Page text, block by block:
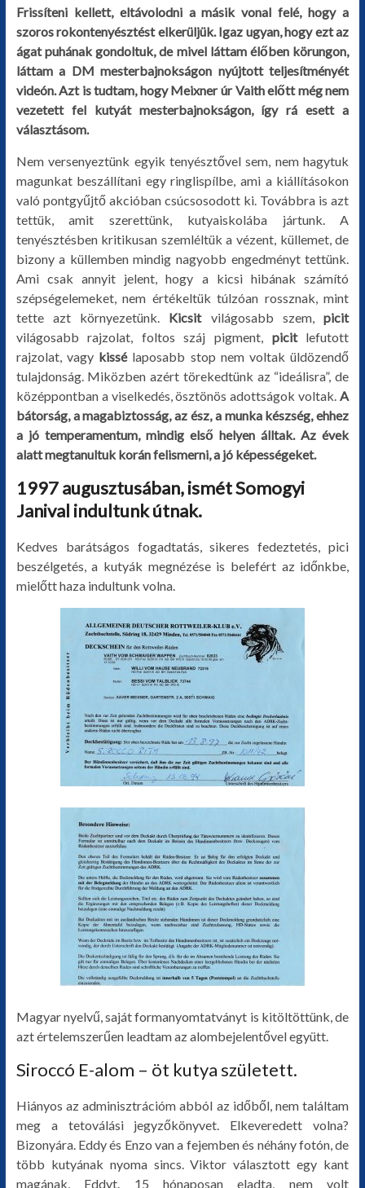
Frissíteni kellett, eltávolodni a másik vonal felé, hogy a
szoros rokontenyésztést elkerüljük. Igaz ugyan, hogy ezt az
ágat puhának gondoltuk, de mivel láttam élőben körungon,
láttam a DM mesterbajnokságon nyújtott teljesítményét
videón. Azt is tudtam, hogy Meixner úr Vaith előtt még nem
vezetett fel kutyát mesterbajnokságon, így rá esett a
választásom.
Nem versenyeztünk egyik tenyésztővel sem, nem hagytuk
magunkat beszállítani egy ringlispílbe, ami a kiállításokon
való pontgyűjtő akcióban csúcsosodott ki. Továbbra is azt
tettük, amit szerettünk, kutyaiskolába jártunk. A
tenyésztésben kritikusan szemléltük a vézent, küllemet, de
bizony a küllemben mindig nagyobb engedményt tettünk.
Ami csak annyit jelent, hogy a kicsi hibának számító
szépségelemeket, nem értékeltük túlzóan rossznak, mint
tette azt környezetünk. Kicsitvilágosabb szem,picit
világosabb rajzolat, foltos száj pigment, picitlefutott
rajzolat, vagy kissélaposabb stop nem voltak üldözendő
tulajdonság. Miközben azért törekedtünk az “ideálisra”, de
középpontban a viselkedés, ösztönös adottságok voltak.A
bátorság, a magabiztosság, az ész, a munka készség, ehhez
a jó temperamentum, mindig első helyen álltak. Az évek
alatt megtanultuk korán felismerni, a jó képességeket.
1997 augusztusában, ismét Somogyi
Janival indultunk útnak.
Kedves barátságos fogadtatás, sikeres fedeztetés, pici
beszélgetés, a kutyák megnézése is belefért az időnkbe,
mielőtt haza indultunk volna.
Magyar nyelvű, saját formanyomtatványt is kitöltöttünk, de
azt értelemszerűen leadtam az alombejelentővel együtt.
Siroccó E-alom – öt kutya született.
Hiányos az adminisztrációm abból az időből, nem találtam
meg a tetoválási jegyzőkönyvet. Elkeveredett volna?
Bizonyára. Eddy és Enzo van a fejemben és néhány fotón, de
több kutyának nyoma sincs. Viktor választott egy kant
magának, Eddyt. 15 hónaposan eladta, nem volt